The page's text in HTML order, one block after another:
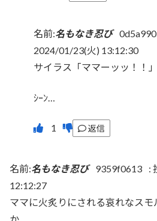
名前:名もなき忍び
2024/01/23(火) 13:12:30
サイラス「ママーッッ！！」
ｼｰﾝ…
返信
名前:名もなき忍び 9359f0613 :
12:12:27
ママに火炙りにされる哀れなス